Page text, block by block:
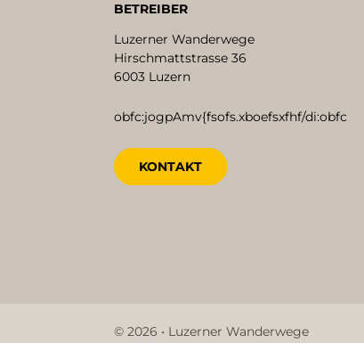
BETREIBER
Luzerner Wanderwege
Hirschmattstrasse 36
6003 Luzern
obfc:jogpAmv{fsofs.xboefsxfhf/di:obfc
KONTAKT
© 2026 • Luzerner Wanderwege